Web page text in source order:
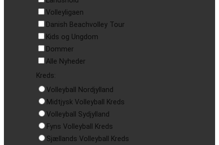
Volleyligaen
Danish Beachvolley Tour
Kids og Ungdom
Dommer
Alle Nyheder
Kreds:
Volleyball Nordjylland
Midtjysk Volleyball Kreds
Volleyball Sydjylland
Fyns Volleyball Kreds
Sjællands Volleyball Kreds